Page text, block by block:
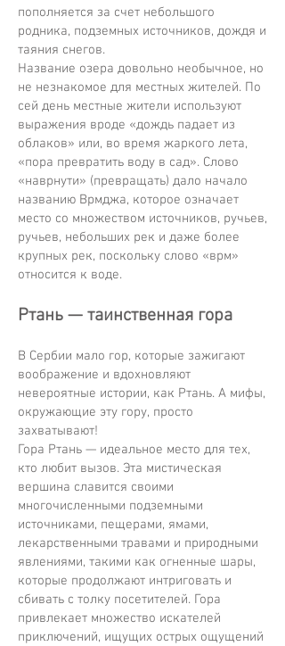
пополняется за счет небольшого
родника, подземных источников, дождя и
таяния снегов.
Название озера довольно необычное, но
не незнакомое для местных жителей. По
сей день местные жители используют
выражения вроде «дождь падает из
облаков» или, во время жаркого лета,
«пора превратить воду в сад». Слово
«наврнути» (превращать) дало начало
названию Врмджа, которое означает
место со множеством источников, ручьев,
ручьев, небольших рек и даже более
крупных рек, поскольку слово «врм»
относится к воде.
Ртань — таинственная гора
В Сербии мало гор, которые зажигают
воображение и вдохновляют
невероятные истории, как Ртань. А мифы,
окружающие эту гору, просто
захватывают!
Гора Ртань — идеальное место для тех,
кто любит вызов. Эта мистическая
вершина славится своими
многочисленными подземными
источниками, пещерами, ямами,
лекарственными травами и природными
явлениями, такими как огненные шары,
которые продолжают интриговать и
сбивать с толку посетителей. Гора
привлекает множество искателей
приключений, ищущих острых ощущений